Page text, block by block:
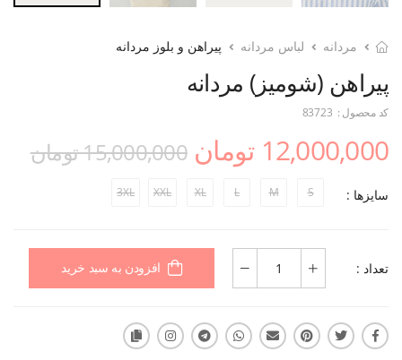
مردانه لباس مردانه پیراهن و بلوز مردانه
پیراهن (شومیز) مردانه
کد محصول : 83723
12,000,000 تومان 15,000,000 تومان
سایزها : S
M
L
XL
XXL
3XL
تعداد : افزودن به سبد خرید